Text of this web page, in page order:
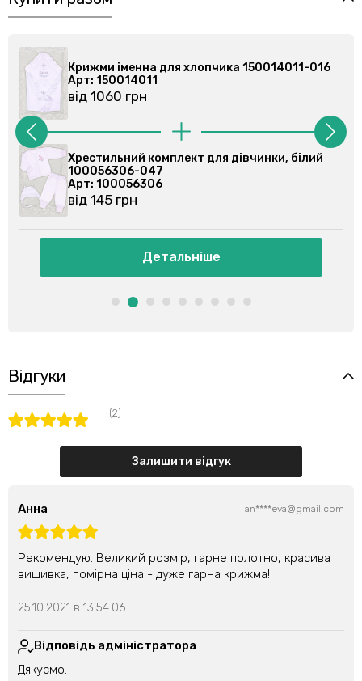
Крижми іменна для хлопчика 150014011-016
Арт: 150014011
від 1060 грн
Хрестильний комплект для дівчинки, білий
100056306-047
Арт: 100056306
від 145 грн
Детальніше
Відгуки
(2)
Залишити відгук
Анна an****eva@gmail.com
Рекомендую. Великий розмір, гарне полотно, красива
вишивка, помірна ціна - дуже гарна крижма!
25.10.2021 в 13:54:06
Відповідь адміністратора
Дякуємо.